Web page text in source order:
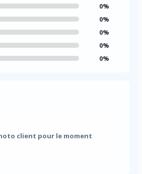
0%
0%
0%
0%
0%
client pour le moment